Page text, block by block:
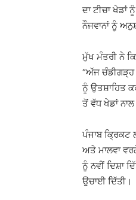
ਦਾ ਟੀਚਾ ਖੇਡਾਂ
ਨੌਜਵਾਨਾਂ ਨੂੰ
ਮੁੱਖ ਮੰਤਰੀ ਨੇ
“ਅੱਜ ਚੰਡੀਗੜ੍ਹ
ਨੂੰ ਉਤਸ਼ਾਹਿਤ
ਤੋਂ ਵੱਧ ਖੇਡਾਂ
ਪੰਜਾਬ ਕ੍ਰਿਕਟ
ਅਤੇ ਮਾਲਵਾ
ਨੂੰ ਨਵੀਂ ਦਿਸ਼ਾ
ਉਚਾਈ ਦਿੱਤੀ।